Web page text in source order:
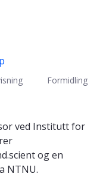
Formidling
ved Institutt for
og en
NTNU.